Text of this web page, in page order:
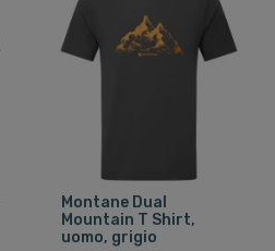
Montane Dual
Mountain T Shirt,
uomo, grigio